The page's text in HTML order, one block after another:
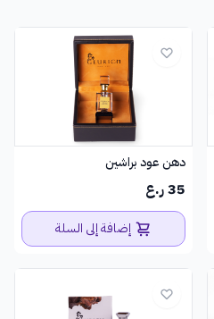
دهن عود براشين
35 ر.ع
إضافة إلى السلة